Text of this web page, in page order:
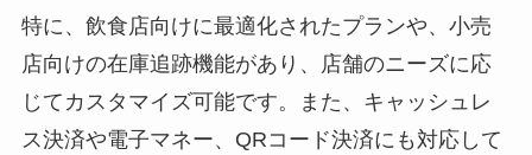
特に、飲食店向けに最適化されたプランや、小売
店向けの在庫追跡機能があり、店舗のニーズに応
じてカスタマイズ可能です。また、キャッシュレ
ス決済や電子マネー、QRコード決済にも対応して